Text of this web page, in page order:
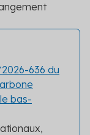
636 du
bas-